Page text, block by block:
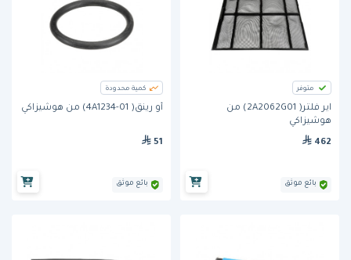
متوفر
اير فلتر( 2A2062G01) من
هوشيزاكي
462
بائع موثق
كمية محدودة
أو رينق( 4A1234-01) من هوشيزاكي
51
بائع موثق